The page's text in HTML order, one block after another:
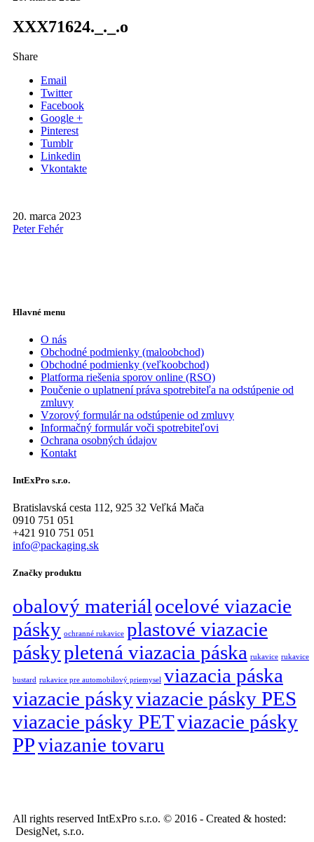
XXX71624._._.o
Share
Email
Twitter
Facebook
Google +
Pinterest
Tumblr
Linkedin
Vkontakte
20. marca 2023
Peter Fehér
Hlavné menu
O nás
Obchodné podmienky (maloobchod)
Obchodné podmienky (veľkoobchod)
Platforma riešenia sporov online (RSO)
Poučenie o uplatnení práva spotrebiteľa na odstúpenie od
zmluvy
Vzorový formulár na odstúpenie od zmluvy
Informačný formulár voči spotrebiteľovi
Ochrana osobných údajov
Kontakt
IntExPro s.r.o.
Bratislavská cesta 112, 925 32 Veľká Mača
0910 751 051
+421 910 751 051
info@packaging.sk
Značky produktu
obalový materiál ocelové viazacie
pásky ochranné rukavice plastové viazacie
páskypletená viazacia páska rukavice rukavice
bustard rukavice pre automobilový priemysel viazacia páska
viazacie páskyviazacie pásky PES
viazacie pásky PETviazacie pásky
PPviazanie tovaru
All rights reserved IntExPro s.r.o. © 2016 - Created & hosted:
DesigNet, s.r.o.